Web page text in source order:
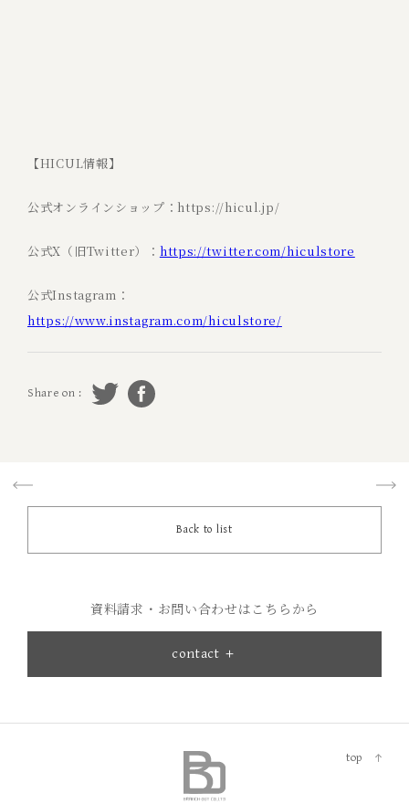
【HICUL情報】
公式オンラインショップ：https://hicul.jp/
公式X（旧Twitter）： https://twitter.com/hiculstore
公式Instagram：
https://www.instagram.com/hiculstore/
Share on :
Back to list
資料請求・お問い合わせはこちらから
contact ＋
top